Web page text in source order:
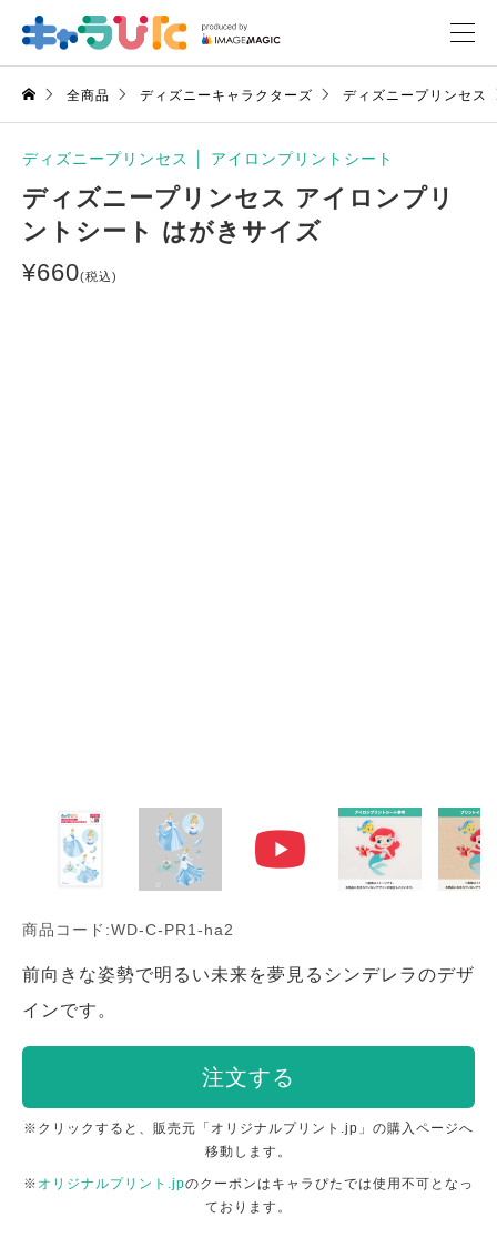
全商品 ディズニーキャラクターズ ディズニープリンセス
ディズニープリンセス アイロンプリントシート
ディズニープリンセス アイロンプリ
ントシート はがきサイズ
¥660(税込)
商品コード:WD-C-PR1-ha2
前向きな姿勢で明るい未来を夢見るシンデレラのデザ
インです。
注文する
※クリックすると、販売元「オリジナルプリント.jp」の購入ページへ
移動します。
※ オリジナルプリント.jpのクーポンはキャラぴたでは使用不可となっ
ております。